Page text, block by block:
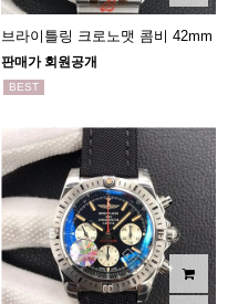
브라이틀링 크로노맷 콤비 42mm
판매가 회원공개
BEST